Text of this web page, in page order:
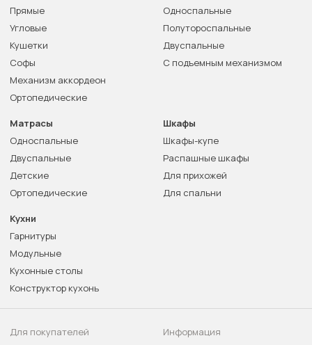
Прямые
Угловые
Кушетки
Софы
Механизм аккордеон
Ортопедические
Односпальные
Полутороспальные
Двуспальные
С подъемным механизмом
Матрасы
Односпальные
Двуспальные
Детские
Ортопедические
Шкафы
Шкафы-купе
Распашные шкафы
Для прихожей
Для спальни
Кухни
Гарнитуры
Модульные
Кухонные столы
Конструктор кухонь
Для покупателей
Информация